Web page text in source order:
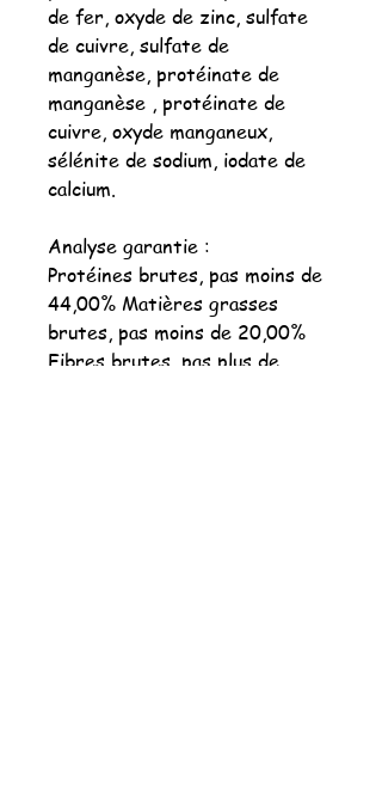
de fer, oxyde de zinc, sulfate
de cuivre, sulfate de
manganèse, protéinate de
manganèse , protéinate de
cuivre, oxyde manganeux,
sélénite de sodium, iodate de
calcium.
Analyse garantie :
Protéines brutes, pas moins de
44,00% Matières grasses
brutes, pas moins de 20,00%
Fibres brutes, pas plus de